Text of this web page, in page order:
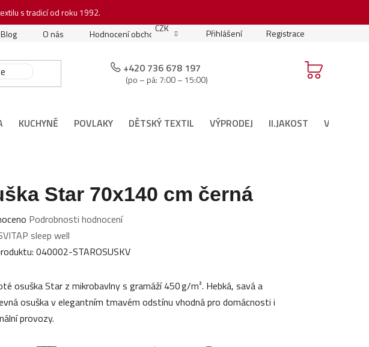
s tradicí od roku 1992.
Blog O nás Hodnocení obchodu Moje objednávka Podmínky soutěže
CZK Přihlášení Registrace
+420 736 678 197
(po – pá: 7:00 – 15:00)
KUCHYNĚ POVLAKY DĚTSKÝ TEXTIL VÝPRODEJ II.JAKOST VÁNOČNÍ
Star 70x140 cm černá
Podrobnosti hodnocení
sleep well
040002-STAROSUSKV
osuška Star z mikrobavlny s gramáží 450 g/m². Hebká, savá a
osuška v elegantním tmavém odstínu vhodná pro domácnosti i
provozy.